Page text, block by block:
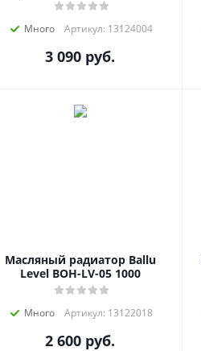
Много Артикул: 13124004
3 090 руб.
Масляный радиатор Ballu
Level BOH-LV-05 1000
Много Артикул: 13122018
2 600 руб.